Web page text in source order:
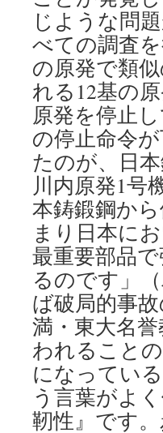
じような問
べての調査
の原発で類
れる12基の
原発を停止
の停止命令
たのが、日
川内原発1号
本鋳鍛鋼か
まり日本に
最重要部品
るのです」
ば破局的事
満・東大名
われること
になってい
う言葉がよ
靭性』です